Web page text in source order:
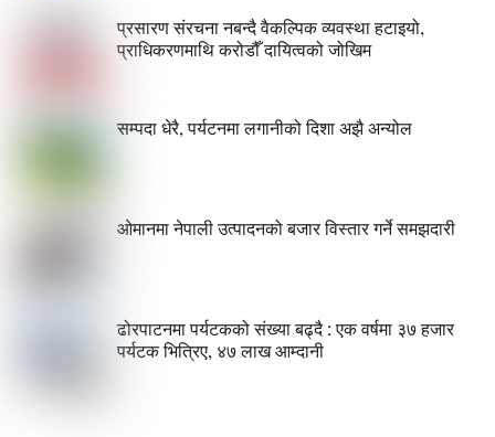
प्रसारण संरचना नबन्दै वैकल्पिक व्यवस्था हटाइयो,
प्राधिकरणमाथि करोडौँ दायित्वको जोखिम
सम्पदा धेरै, पर्यटनमा लगानीको दिशा अझै अन्योल
ओमानमा नेपाली उत्पादनको बजार विस्तार गर्ने समझदारी
ढोरपाटनमा पर्यटकको संख्या बढ्दै : एक वर्षमा ३७ हजार
पर्यटक भित्रिए, ४७ लाख आम्दानी